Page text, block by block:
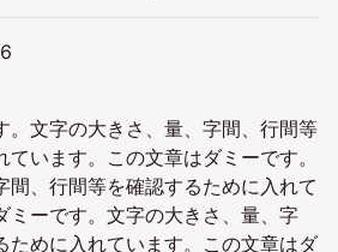
。文字の大きさ、量、字間、行間等
います。この文章はダミーです。
間、行間等を確認するために入れて
ミーです。文字の大きさ、量、字
ために入れています。この文章はダ